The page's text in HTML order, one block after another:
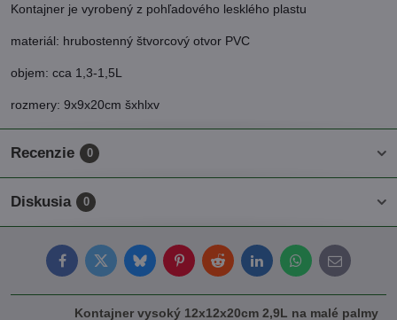
Kontajner je vyrobený z pohľadového lesklého plastu
materiál: hrubostenný štvorcový otvor PVC
objem: cca 1,3-1,5L
rozmery: 9x9x20cm šxhlxv
Recenzie 0
Diskusia 0
FacebookTwitterBlueskyPinterestRedditLinkedInWhatsApp
E-
mail
Kontajner vysoký 12x12x20cm 2,9L na malé palmy